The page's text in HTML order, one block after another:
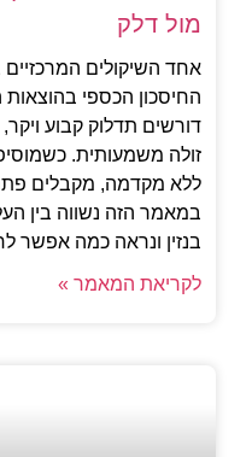
מול דלק
אחד השיקולים
החיסכון הכספי
דורשים תדלוק קבוע
זולה משמעותית.
ללא מקדמה, מקבלים
במאמר הזה נשווה בין
בנזין ונראה כמה אפשר
לקריאת המאמר »